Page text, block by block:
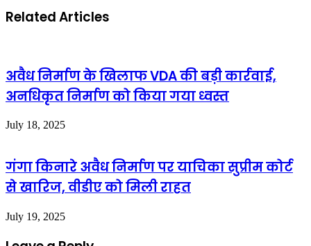
Related Articles
अवैध निर्माण के खिलाफ VDA की बड़ी कार्रवाई,
अनधिकृत निर्माण को किया गया ध्वस्त
July 18, 2025
गंगा किनारे अवैध निर्माण पर याचिका सुप्रीम कोर्ट
से खारिज, वीडीए को मिली राहत
July 19, 2025